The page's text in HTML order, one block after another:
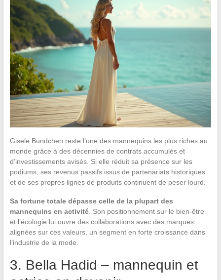
Gisele Bündchen reste l’une des mannequins les plus riches au
monde grâce à des décennies de contrats accumulés et
d’investissements avisés. Si elle réduit sa présence sur les
podiums, ses revenus passifs issus de partenariats historiques
et de ses propres lignes de produits continuent de peser lourd.
Sa fortune totale dépasse celle de la plupart des
mannequins en activité. Son positionnement sur le bien-être
et l’écologie lui ouvre des collaborations avec des marques
alignées sur ces valeurs, un segment en forte croissance dans
l’industrie de la mode.
3. Bella Hadid – mannequin et